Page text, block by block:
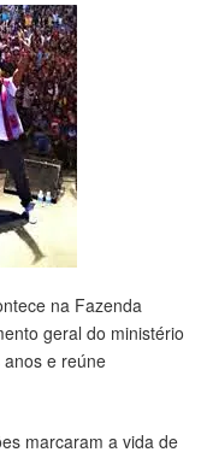
na Fazenda
geral do ministério
e reúne
marcaram a vida de